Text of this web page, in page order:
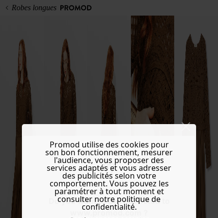
Do you want to be redirected to
www.promod.com ?
Robes longues
Promod utilise des cookies pour
son bon fonctionnement, mesurer
l'audience, vous proposer des
services adaptés et vous adresser
des publicités selon votre
comportement. Vous pouvez les
paramétrer à tout moment et
consulter notre politique de
confidentialité.